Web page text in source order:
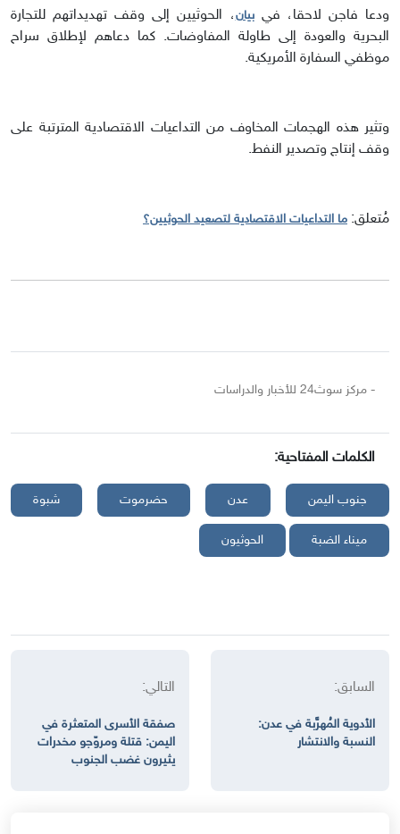
ودعا فاجن لاحقا، فيبيان، الحوثيين إلى وقف تهديداتهم للتجارة
البحرية والعودة إلى طاولة المفاوضات. كما دعاهم لإطلاق سراح
موظفي السفارة الأمريكية.
وتثير هذه الهجمات المخاوف من التداعيات الاقتصادية المترتبة على
وقف إنتاج وتصدير النفط.
مُتعلق: ما التداعيات الاقتصادية لتصعيد الحوثيين؟
- مركز سوث24 للأخبار والدراسات
الكلمات المفتاحية:
جنوب اليمن عدن حضرموت شبوة
ميناء الضبة الحوثيون
السابق:
الأدوية المُهرَّبة في عدن:
النسبة والانتشار
التالي:
صفقة الأسرى المتعثرة في
اليمن: قتلة ومروّجو مخدرات
يثيرون غضب الجنوب